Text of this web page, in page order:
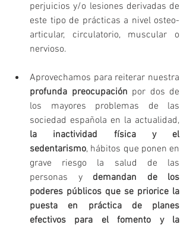
perjuicios y/o lesiones derivadas de
este tipo de prácticas a nivel osteo-
articular, circulatorio, muscular o
nervioso.
profunda preocupación por dos de
los mayores problemas de las
la inactividad física y el
sedentarismo, hábitos que ponen en
grave riesgo la salud de las
personas y demandan de los
poderes públicos que se priorice la
puesta en práctica de planes
efectivos para el fomento y la